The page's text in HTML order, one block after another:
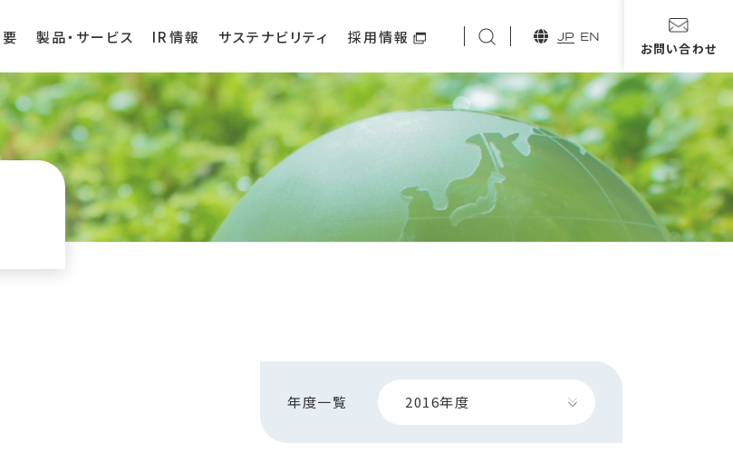
製品・サービス IR情報 サステナビリティ 採用情報 JP EN
お問い合わせ
年度一覧 2016年度